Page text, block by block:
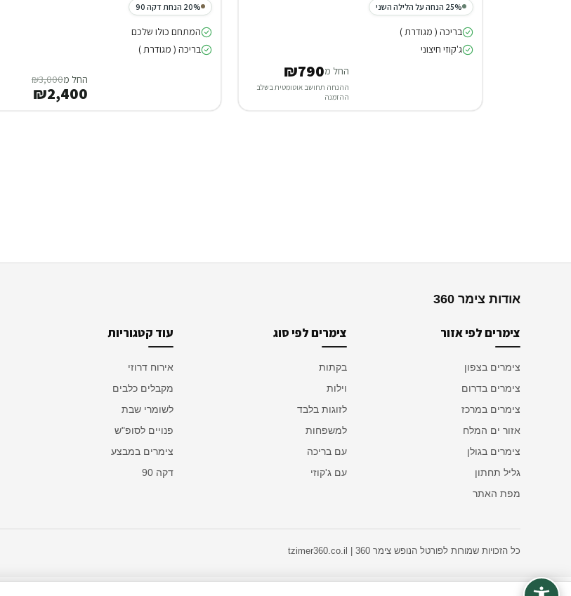
25% הנחה על הלילה השני
בריכה ( מגודרת )
ג'קוזי חיצוני
החל מ₪790
ההנחה תחושב אוטומטית בשלב
ההזמנה
20% הנחת דקה 90
המתחם כולו שלכם
בריכה ( מגודרת )
החל מ₪3,000
₪2,400
אודות צימר 360
צימרים לפי אזור
צימרים בצפון
צימרים בדרום
צימרים במרכז
אזור ים המלח
צימרים בגולן
גליל תחתון
מפת האתר
צימרים לפי סוג
בקתות
וילות
לזוגות בלבד
למשפחות
עם בריכה
עם ג'קוזי
עוד קטגוריות
אירוח דרוזי
מקבלים כלבים
לשומרי שבת
פנויים לסופ"ש
צימרים במבצע
דקה 90
כל הזכויות שמורות לפורטל הנופש צימר 360 | tzimer360.co.il